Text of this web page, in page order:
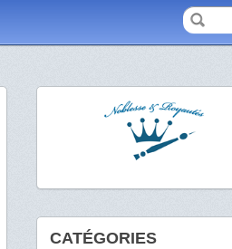
CATÉGORIES